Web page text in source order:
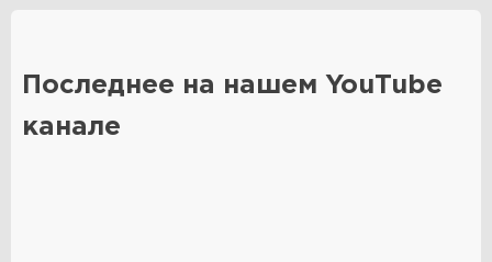
Последнее на нашем YouTube
канале